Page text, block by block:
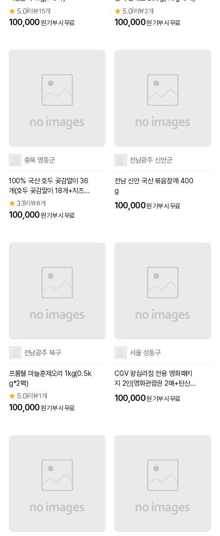
★5.0 리뷰 15개
100,000원 기부 시 무료
★ 5.0 리뷰 2개
100,000원 기부 시 무료
충북 영동군
100% 국산 호두 곶감말이 36
개(호두 곶감말이 18개+치즈
곶감말이 18개)
★3.1 리뷰 8개
100,000원 기부 시 무료
전남광주 신안군
전남 신안 국산 볶음참깨 400
g
100,000원 기부 시 무료
전남광주 북구
프롬웰 마늘훈제오리 1kg(0.5k
g*2팩)
★5.0 리뷰 1개
100,000원 기부 시 무료
서울 성동구
CGV 왕십리점 전용 영화패키
지 2인(영화관람권 2매+탄산M
2개)
100,000원 기부 시 무료